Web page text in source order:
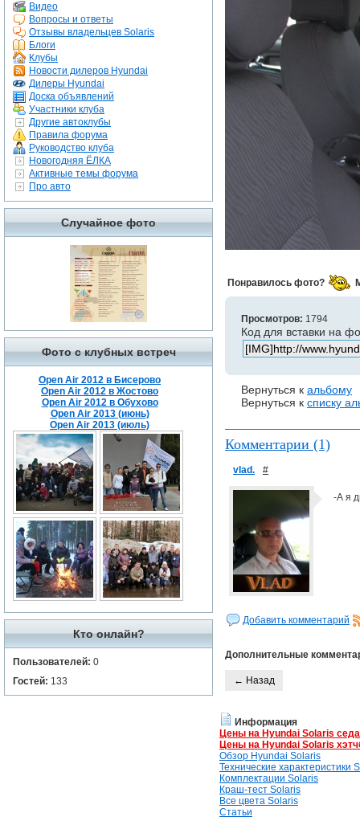
Видео
Вопросы и ответы
Отзывы владельцев Solaris
Блоги
Клубы
Новости дилеров Hyundai
Дилеры Hyundai
Доска объявлений
Участники клуба
Другие автоклубы
Правила форума
Руководство клуба
Новогодняя ЁЛКА
Активные темы форума
Про авто
Случайное фото
Фото с клубных встреч
Open Air 2012 в Бисерово
Open Air 2012 в Жостово
Open Air 2012 в Обухово
Open Air 2013 (июнь)
Open Air 2013 (июль)
Кто онлайн?
Пользователей: 0
Гостей: 133
Понравилось фото?
Просмотров: 1794
Код для вставки на
Вернуться к альбому
Вернуться к списку
Комментарии (1)
vlad. #
-А я
Добавить комментарий
Дополнительные
← Назад
Информация
Цены на Hyundai Solaris
Цены на Hyundai Solaris
Обзор Hyundai Solaris
Технические характеристики
Комплектации Solaris
Краш-тест Solaris
Все цвета Solaris
Статьи